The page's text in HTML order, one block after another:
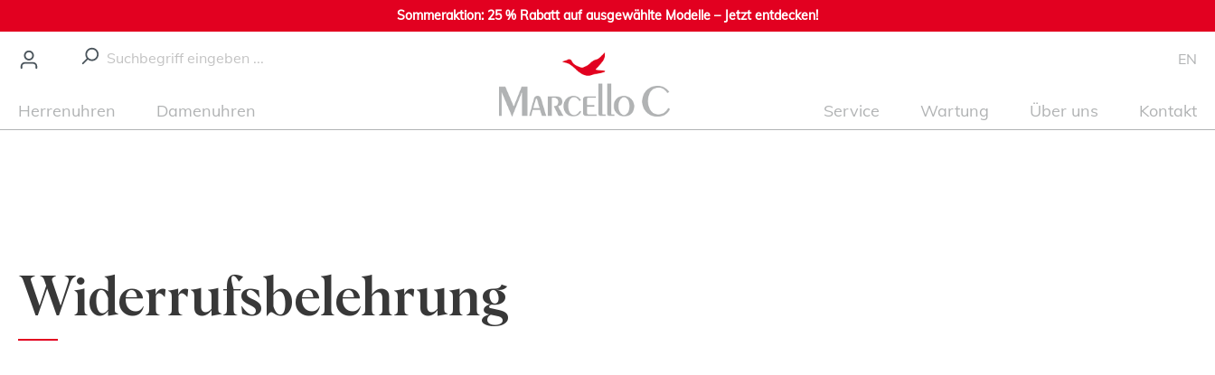
Sommeraktion: 25 % Rabatt auf ausgewählte Modelle – Jetzt entdecken!
EN
Herrenuhren Damenuhren Service Wartung Über uns Kontakt
Widerrufsbelehrung